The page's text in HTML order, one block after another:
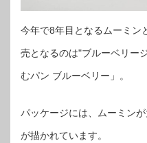
今年で8年目となるムーミン
売となるのは"ブルーベリー
むパン ブルーベリー」。
パッケージには、ムーミン
が描かれています。